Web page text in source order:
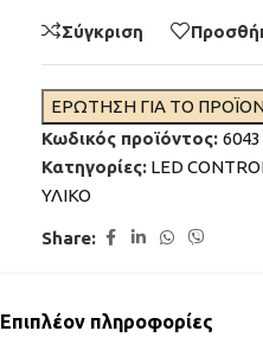
Σύγκριση
ΕΡΩΤΗΣΗ ΓΙΑ ΤΟ
Κωδικός προϊόντος: 6043
Κατηγορίες: LED
ΥΛΙΚΟ
Share:
Επιπλέον πληροφορίες